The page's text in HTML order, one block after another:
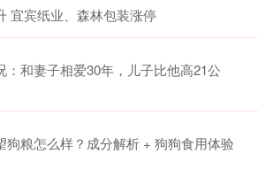
宜宾纸业、森林包装涨停
：和妻子相爱30年，儿子比他高21公
狗粮怎么样？成分解析 + 狗狗食用体验